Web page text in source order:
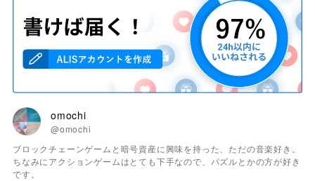
omochi
@omochi
ブロックチェーンゲームと暗号資産に興味を持った、ただの音楽好き。
ちなみにアクションゲームはとても下手なので、パズルとかの方が好き
です。